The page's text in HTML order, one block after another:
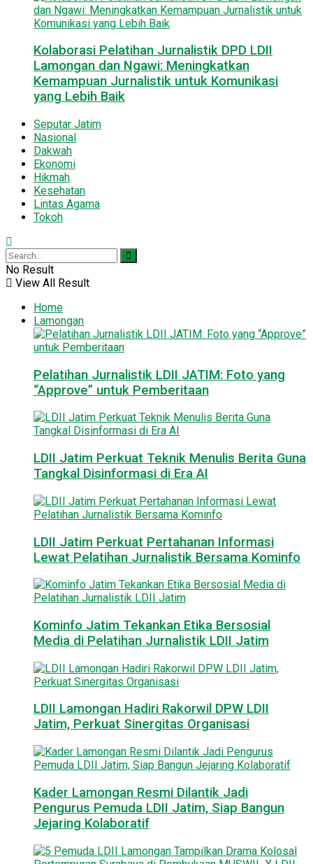
Kolaborasi Pelatihan Jurnalistik DPD LDII
Lamongan dan Ngawi: Meningkatkan
Kemampuan Jurnalistik untuk Komunikasi
yang Lebih Baik
Seputar Jatim
Nasional
Dakwah
Ekonomi
Hikmah
Kesehatan
Lintas Agama
Tokoh
No Result
View All Result
Home
Lamongan
Pelatihan Jurnalistik LDII JATIM: Foto yang
“Approve” untuk Pemberitaan
LDII Jatim Perkuat Teknik Menulis Berita Guna
Tangkal Disinformasi di Era AI
LDII Jatim Perkuat Pertahanan Informasi
Lewat Pelatihan Jurnalistik Bersama Kominfo
Kominfo Jatim Tekankan Etika Bersosial
Media di Pelatihan Jurnalistik LDII Jatim
LDII Lamongan Hadiri Rakorwil DPW LDII
Jatim, Perkuat Sinergitas Organisasi
Kader Lamongan Resmi Dilantik Jadi
Pengurus Pemuda LDII Jatim, Siap Bangun
Jejaring Kolaboratif